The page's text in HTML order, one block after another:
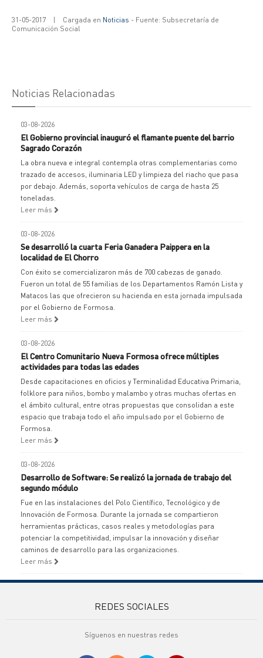
31-05-2017 | Cargada en Noticias - Fuente: Subsecretaría de
Comunicación Social
Noticias Relacionadas
03-08-2026
El Gobierno provincial inauguró el flamante puente del barrio
Sagrado Corazón
La obra nueva e integral contempla otras complementarias como
trazado de accesos, iluminaria LED y limpieza del riacho que pasa
por debajo. Además, soporta vehículos de carga de hasta 25
toneladas.
Leer más
03-08-2026
Se desarrolló la cuarta Feria Ganadera Paippera en la
localidad de El Chorro
Con éxito se comercializaron más de 700 cabezas de ganado.
Fueron un total de 55 familias de los Departamentos Ramón Lista y
Matacos las que ofrecieron su hacienda en esta jornada impulsada
por el Gobierno de Formosa.
Leer más
03-08-2026
El Centro Comunitario Nueva Formosa ofrece múltiples
actividades para todas las edades
Desde capacitaciones en oficios y Terminalidad Educativa Primaria,
folklore para niños, bombo y malambo y otras muchas ofertas en
el ámbito cultural, entre otras propuestas que consolidan a este
espacio que trabaja todo el año impulsado por el Gobierno de
Formosa.
Leer más
03-08-2026
Desarrollo de Software: Se realizó la jornada de trabajo del
segundo módulo
Fue en las instalaciones del Polo Científico, Tecnológico y de
Innovación de Formosa. Durante la jornada se compartieron
herramientas prácticas, casos reales y metodologías para
potenciar la competitividad, impulsar la innovación y diseñar
caminos de desarrollo para las organizaciones.
Leer más
REDES SOCIALES
Síguenos en nuestras redes